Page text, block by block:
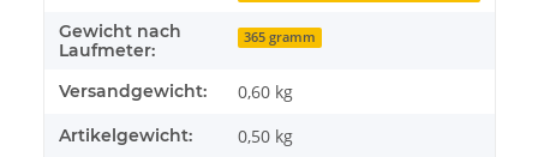
Gewicht nach
Laufmeter:
365 gramm
Versandgewicht: 0,60 kg
Artikelgewicht: 0,50 kg